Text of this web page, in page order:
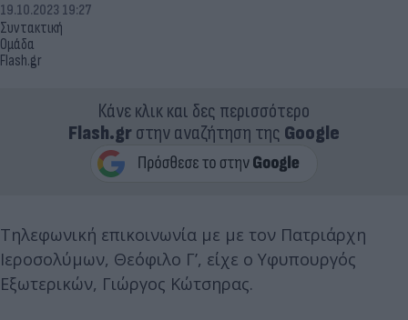
Συντακτική
Ομάδα
Flash.gr
19.10.2023 19:27
Κάνε κλικ και δες περισσότερο
Flash.grστην αναζήτηση της Google
Τηλεφωνική επικοινωνία με με τον Πατριάρχη
Ιεροσολύμων, Θεόφιλο Γ’, είχε ο Υφυπουργός
Εξωτερικών, Γιώργος Κώτσηρας.